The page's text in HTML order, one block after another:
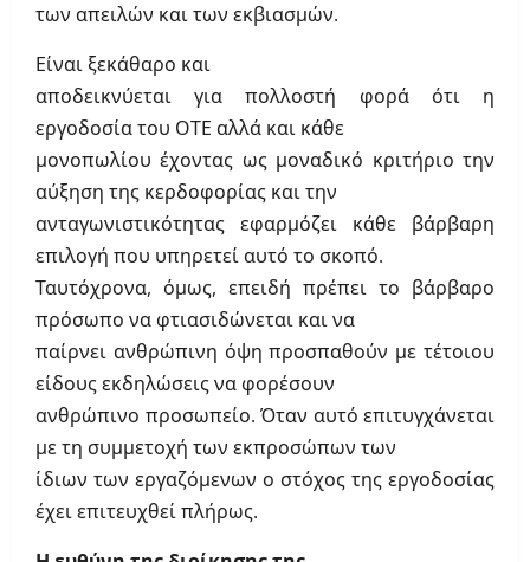
των απειλών και των εκβιασμών.
Είναι ξεκάθαρο και
αποδεικνύεται για πολλοστή φορά ότι η
εργοδοσία του ΟΤΕ αλλά και κάθε
μονοπωλίου έχοντας ως μοναδικό κριτήριο την
αύξηση της κερδοφορίας και την
ανταγωνιστικότητας εφαρμόζει κάθε βάρβαρη
επιλογή που υπηρετεί αυτό το σκοπό.
Ταυτόχρονα, όμως, επειδή πρέπει το βάρβαρο
πρόσωπο να φτιασιδώνεται και να
παίρνει ανθρώπινη όψη προσπαθούν με τέτοιου
είδους εκδηλώσεις να φορέσουν
ανθρώπινο προσωπείο. Όταν αυτό επιτυγχάνεται
με τη συμμετοχή των εκπροσώπων των
ίδιων των εργαζόμενων ο στόχος της εργοδοσίας
έχει επιτευχθεί πλήρως.